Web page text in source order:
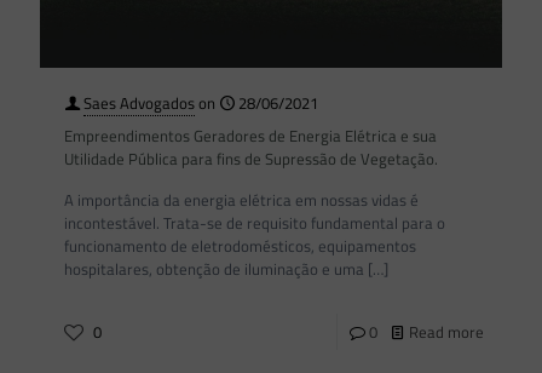
Saes Advogadoson
28/06/2021
Empreendimentos Geradores de Energia Elétrica e sua
Utilidade Pública para fins de Supressão de Vegetação.
A importância da energia elétrica em nossas vidas é
incontestável. Trata-se de requisito fundamental para o
funcionamento de eletrodomésticos, equipamentos
hospitalares, obtenção de iluminação e uma […]
0 0 Read more